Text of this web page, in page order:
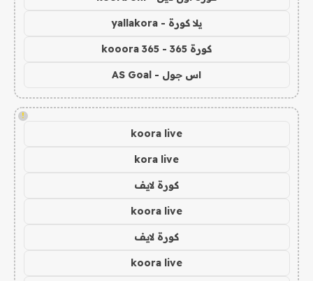
يلا كورة - yallakora
كورة 365 - kooora 365
اس جول - AS Goal
!
koora live
kora live
كورة لايف
koora live
كورة لايف
koora live